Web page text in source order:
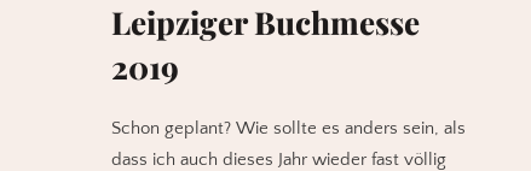
Leipziger Buchmesse
2019
Schon geplant? Wie sollte es anders sein, als
dass ich auch dieses Jahr wieder fast völlig